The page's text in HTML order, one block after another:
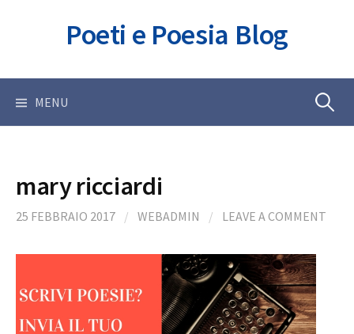
Poeti e Poesia Blog
MENU Ricerca
mary ricciardi
25 FEBBRAIO 2017 / WEBADMIN / LEAVE A COMMENT